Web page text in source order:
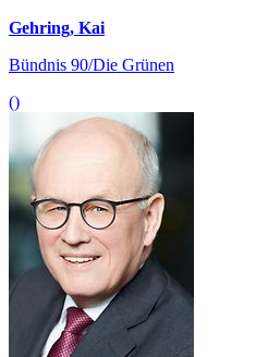
Gehring, Kai
Bündnis 90/Die Grünen
()